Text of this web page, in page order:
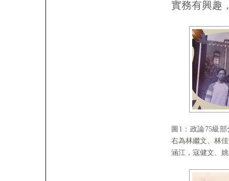
實務有興趣
圖1：政論75級
右為林繼文、林
涵江，寇健文、